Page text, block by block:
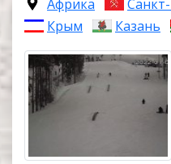
Африка
Крым
Казань